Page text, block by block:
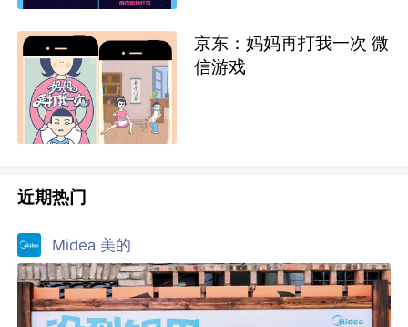
京东：妈妈再打我一次 微
信游戏
近期热门
Midea 美的